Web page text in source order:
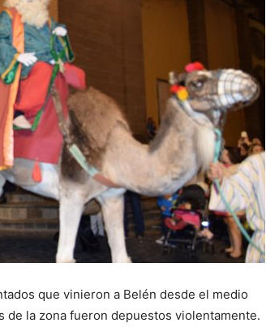
que vinieron a Belén desde el medio
de la zona fueron depuestos violentamente.